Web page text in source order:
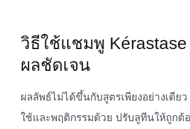
วิธีใช้แชมพู Kérastase
ผลชัดเจน
ผลลัพธ์ไม่ได้ขึ้นกับสูตรเพียงอย่างเดีย
ใช้และพฤติกรรมด้วย ปรับลูทีนให้ถูกต้อ